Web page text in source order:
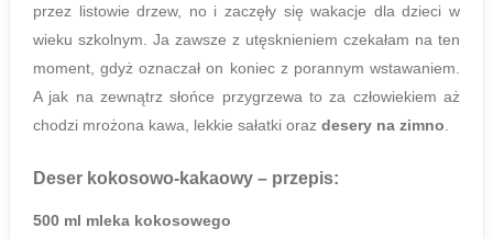
przez listowie drzew, no i zaczęły się wakacje dla dzieci w
wieku szkolnym. Ja zawsze z utęsknieniem czekałam na ten
moment, gdyż oznaczał on koniec z porannym wstawaniem.
A jak na zewnątrz słońce przygrzewa to za człowiekiem aż
chodzi mrożona kawa, lekkie sałatki oraz desery na zimno.
Deser kokosowo-kakaowy – przepis:
500 ml mleka kokosowego